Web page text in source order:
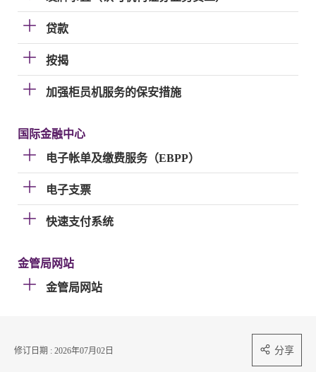
贷款
按揭
加强柜员机服务的保安措施
国际金融中心
电子帐单及缴费服务（EBPP）
电子支票
快速支付系统
金管局网站
金管局网站
修订日期 : 2026年07月02日 分享